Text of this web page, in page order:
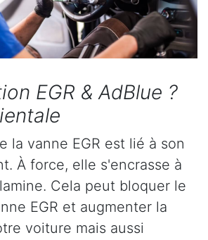
EGR & AdBlue ?
la vanne EGR est lié à son
À force, elle s'encrasse à
Cela peut bloquer le
EGR et augmenter la
voiture mais aussi